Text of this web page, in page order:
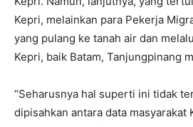
Kepri, melainkan para Pekerja
yang pulang ke tanah air dan
Kepri, baik Batam, Tanjungpinang
“Seharusnya hal superti ini tidak
dipisahkan antara data masyarakat